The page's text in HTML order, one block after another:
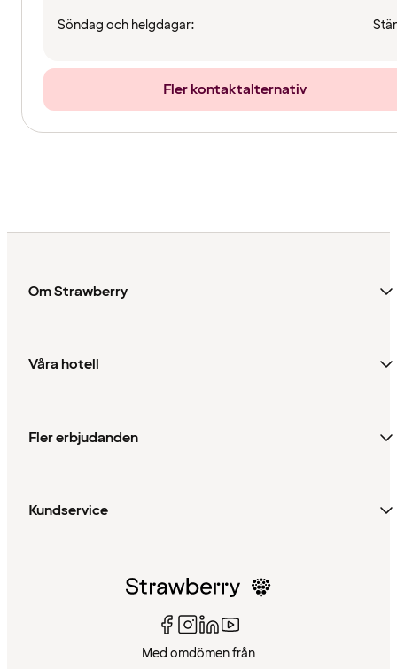
Söndag och helgdagar:
Fler kontaktalternativ
Om Strawberry
Våra hotell
Fler erbjudanden
Kundservice
Med omdömen från